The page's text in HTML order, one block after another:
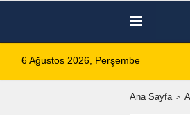
6 Ağustos 2026, Perşembe
Ana Sayfa